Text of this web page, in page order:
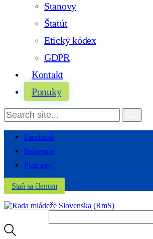
Stanovy
Štatút
Etický kódex
GDPR
Kontakt
Ponuky
Facebook
Instagram
Podcasty!
Staň sa členom